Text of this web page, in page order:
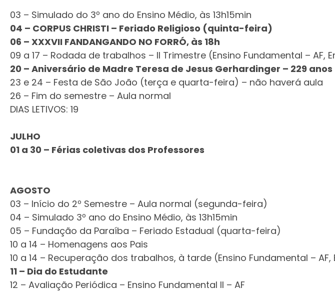
03 – Simulado do 3º ano do Ensino Médio, às 13h15min
04 – CORPUS CHRISTI – Feriado Religioso (quinta-feira)
06 – XXXVII FANDANGANDO NO FORRÓ, às 18h
09 a 17 – Rodada de trabalhos – II Trimestre (Ensino Fundamental – AF,
20 – Aniversário de Madre Teresa de Jesus Gerhardinger – 229 anos
23 e 24 – Festa de São João (terça e quarta-feira) – não haverá aula
26 – Fim do semestre – Aula normal
DIAS LETIVOS: 19
JULHO
01 a 30 – Férias coletivas dos Professores
AGOSTO
03 – Início do 2º Semestre – Aula normal (segunda-feira)
04 – Simulado 3º ano do Ensino Médio, às 13h15min
05 – Fundação da Paraíba – Feriado Estadual (quarta-feira)
10 a 14 – Homenagens aos Pais
10 a 14 – Recuperação dos trabalhos, à tarde (Ensino Fundamental –
11 – Dia do Estudante
12 – Avaliação Periódica – Ensino Fundamental II – AF